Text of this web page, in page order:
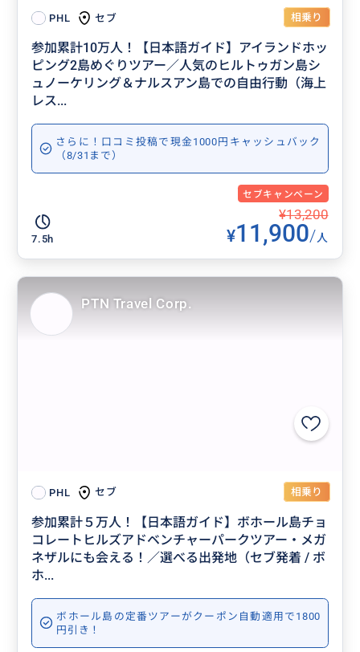
PHL セブ 相乗り
参加累計10万人！【日本語ガイド】アイランドホッ
ピング2島めぐりツアー／人気のヒルトゥガン島シ
ュノーケリング＆ナルスアン島での自由行動（海上
レス...
さらに！口コミ投稿で現金1000円キャッシュバック
（8/31まで）
セブキャンペーン
7.5h
¥13,200
¥11,900/人
PHL セブ 相乗り
参加累計５万人！【日本語ガイド】ボホール島チョ
コレートヒルズアドベンチャーパークツアー・メガ
ネザルにも会える！／選べる出発地（セブ発着 / ボ
ホ...
ボホール島の定番ツアーがクーポン自動適用で1800
円引き！
PTN Travel Corp.